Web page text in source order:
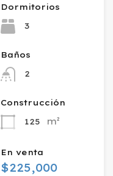
Dormitorios
3
Baños
2
Construcción
125
m²
En venta
$225,000